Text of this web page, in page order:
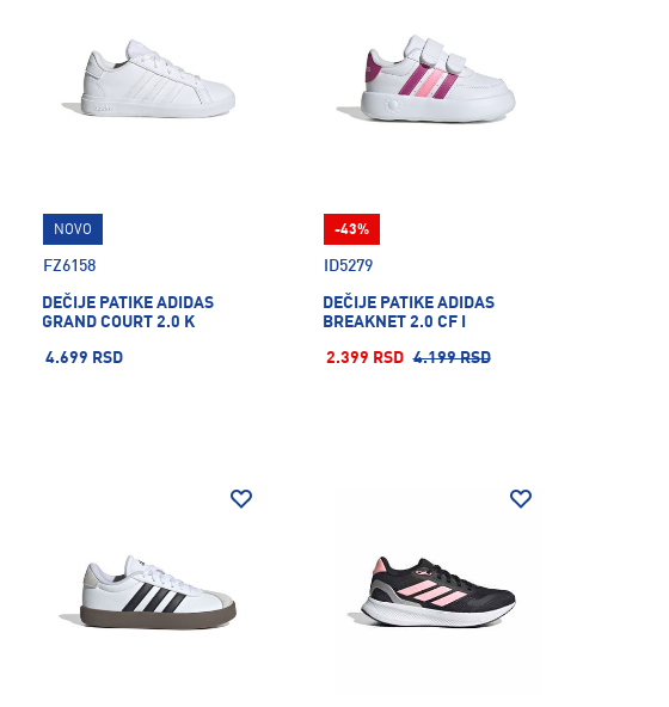
FZ6158
DEČIJE PATIKE ADIDAS
GRAND COURT 2.0 K
4.699 RSD
NOVO
ID5279
DEČIJE PATIKE ADIDAS
BREAKNET 2.0 CF I
2.399 RSD 4.199 RSD
-43%